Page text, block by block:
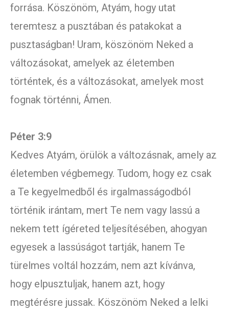
forrása. Köszönöm, Atyám, hogy utat
teremtesz a pusztában és patakokat a
pusztaságban! Uram, köszönöm Neked a
változásokat, amelyek az életemben
történtek, és a változásokat, amelyek most
fognak történni, Ámen.
Péter 3:9
Kedves Atyám, örülök a változásnak, amely az
életemben végbemegy. Tudom, hogy ez csak
a Te kegyelmedből és irgalmasságodból
történik irántam, mert Te nem vagy lassú a
nekem tett ígéreted teljesítésében, ahogyan
egyesek a lassúságot tartják, hanem Te
türelmes voltál hozzám, nem azt kívánva,
hogy elpusztuljak, hanem azt, hogy
megtérésre jussak. Köszönöm Neked a lelki